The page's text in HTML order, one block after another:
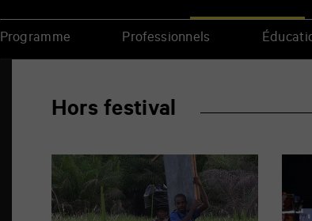
Programme Professionnels
Renseigner
Hors festival